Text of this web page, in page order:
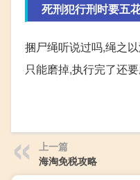
死刑犯行刑时要五
捆尸绳听说过吗,绳之
只能磨掉,执行完了还要
上一篇
海淘免税攻略